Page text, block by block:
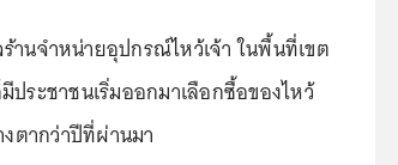
านจำหน่ายอุปกรณ์ไหว้เจ้า ในพื้นที่เขต
ระชาชนเริ่มออกมาเลือกซื้อของไหว้
ตากว่าปีที่ผ่านมา